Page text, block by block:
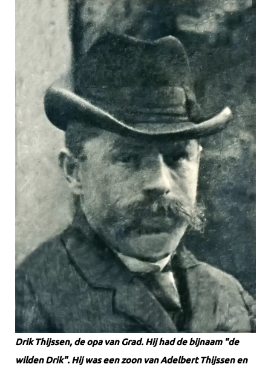
Drik Thijssen, de opa van Grad. Hij had de bijnaam "de
wilden Drik". Hij was een zoon van Adelbert Thijssen en